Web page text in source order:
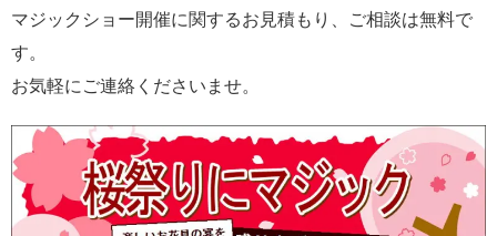
マジックショー開催に関するお見積もり、ご相談は無料で
す。
お気軽にご連絡くださいませ。